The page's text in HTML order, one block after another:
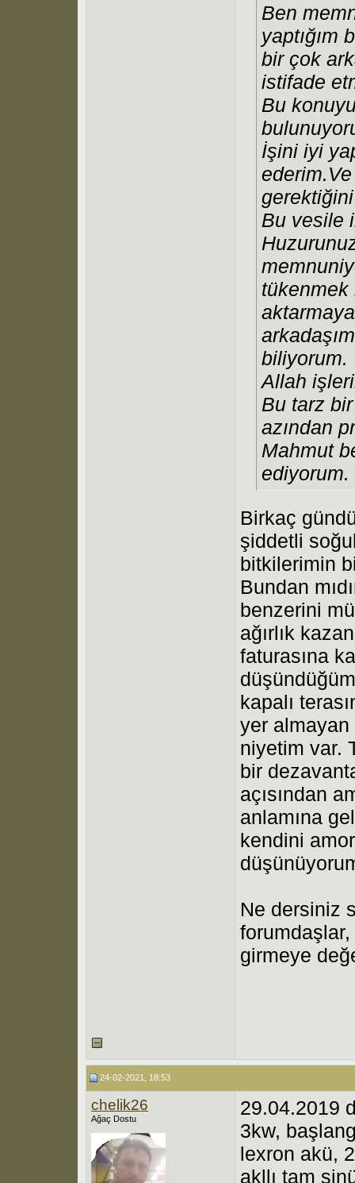
Ben
yaptığım
bir çok
istifade
Bu
İşini iyi
ederim.Ve
Bu vesile
biliyorum.
Allah
Bu tarz
azından
Mahmut
ediyorum.
Birkaç
şiddetli
bitkilerimin
Bundan
benzerini
ağırlık
faturasına
kapalı
yer
niyetim var.
bir
açısından
anlamına
kendini
Ne dersiniz
girmeye
24-02-2021, 18:53
chelik26
Ağaç Dostu
29.04.2019
3kw,
lexron akü,
akllı tam